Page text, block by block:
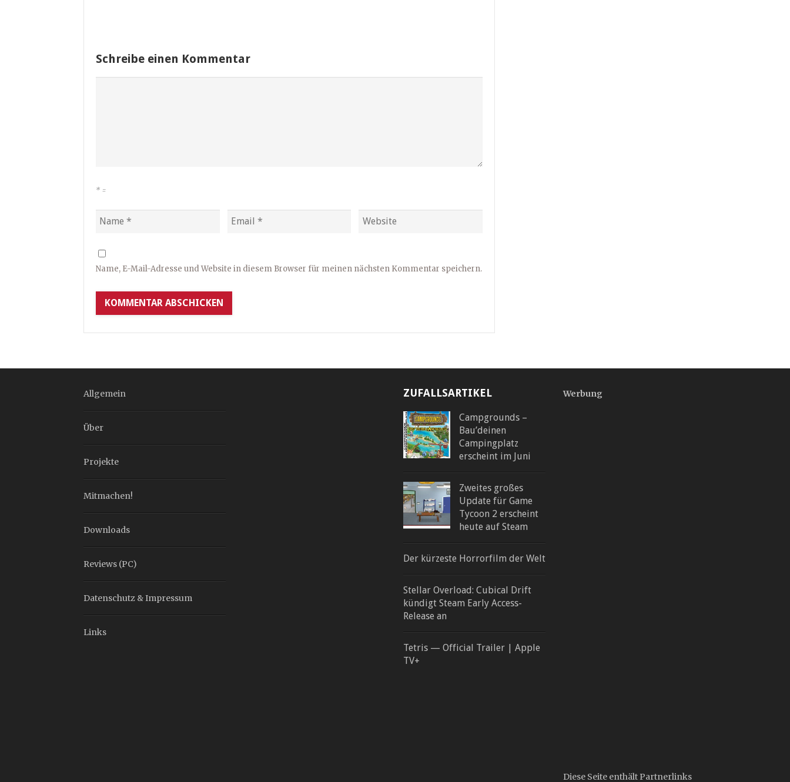
Schreibe einen Kommentar
* =
Name, E-Mail-Adresse und Website in diesem Browser für meinen nächsten Kommentar speichern.
Allgemein
Über
Projekte
Mitmachen!
Downloads
Reviews (PC)
Datenschutz & Impressum
Links
ZUFALLSARTIKEL
Campgrounds –
Bau’deinen
Campingplatz
erscheint im Juni
Zweites großes
Update für Game
Tycoon 2 erscheint
heute auf Steam
Der kürzeste Horrorfilm der Welt
Stellar Overload: Cubical Drift
kündigt Steam Early Access-
Release an
Tetris — Official Trailer | Apple
TV+
Werbung
Diese Seite enthält Partnerlinks